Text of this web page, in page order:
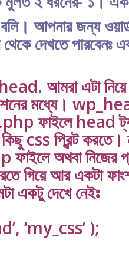
আপনার জন্য
দেখতে পারবেনঃ
আমরা এটা
মধ্যে।
ফাইলে head
কিছু css প্রিন্ট
অথবা নিজের
গিয়ে আর একটা
একটু দেখে নেইঃ
‘my_css’ );